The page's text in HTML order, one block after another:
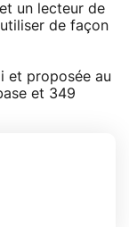
un lecteur de
de façon
et proposée au
et 349